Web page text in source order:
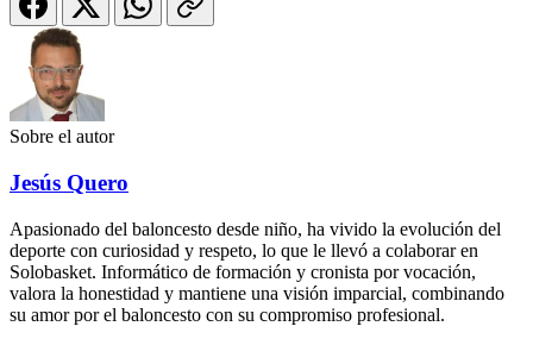
Sobre el autor
Jesús Quero
Apasionado del baloncesto desde niño, ha vivido la evolución del
deporte con curiosidad y respeto, lo que le llevó a colaborar en
Solobasket. Informático de formación y cronista por vocación,
valora la honestidad y mantiene una visión imparcial, combinando
su amor por el baloncesto con su compromiso profesional.